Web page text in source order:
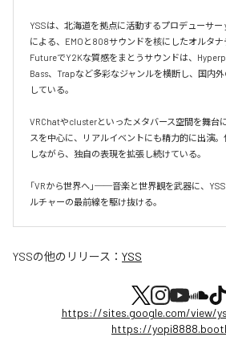
YSSは、北海道を拠点に活動するプロデューサ
による、EMOと808サウンドを核にしたオルタナ
FutureでY2Kな質感をまとうサウンドは、
Bass、Trapなど多彩なジャンルを横断し、国内
している。
VRChatやclusterといったメタバース空間を舞台
スを中心に、リアルイベントにも精力的に出演
しながら、独自の表現を拡張し続けている。
「VRから世界へ」──音楽と世界観を武器に、
ルチャーの最前線を駆け抜ける。
YSSの他のリリース： YSS
https://sites.google.com/view/
https://